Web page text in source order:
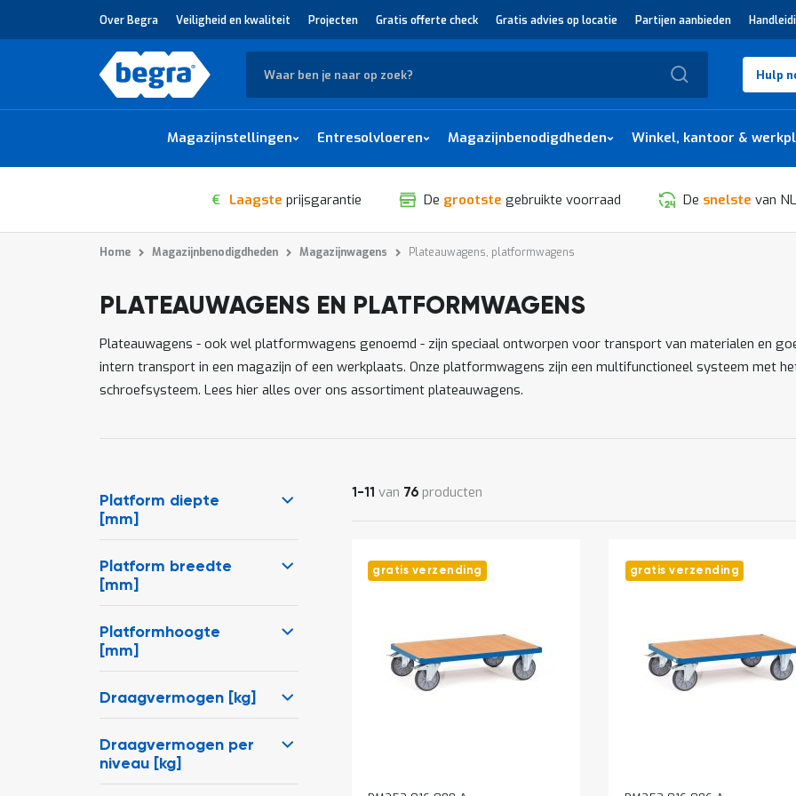
Over Begra Veiligheid en kwaliteit Projecten Gratis offerte check Gratis advies op locatie Partijen aanbieden
Zoek Hulp
Magazijnstellingen Entresolvloeren Magazijnbenodigdheden Winkel, kantoor &
€ Laagste prijsgarantie De grootste gebruikte voorraad De snelste van
Home Magazijnbenodigdheden Magazijnwagens Plateauwagens, platformwagens
PLATEAUWAGENS EN PLATFORMWAGENS
Plateauwagens - ook wel platformwagens genoemd - zijn speciaal ontworpen voor transport van materialen en
intern transport in een magazijn of een werkplaats. Onze platformwagens zijn een multifunctioneel systeem met
schroefsysteem. Lees hier alles over ons assortiment plateauwagens.
Platform diepte
[mm]
Platform breedte
[mm]
Platformhoogte
[mm]
Draagvermogen [kg]
Draagvermogen per
niveau [kg]
1 -11 van 76 producten
gratis verzending gratis verzending